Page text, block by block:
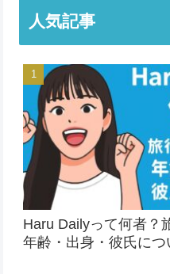
人気記事
Haru Dailyって何者？
年齢・出身・彼氏につ